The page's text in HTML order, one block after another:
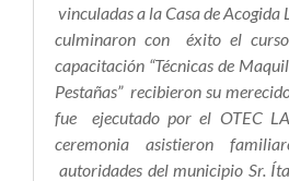
vinculadas a la Casa de Acogida
culminaron con éxito el
capacitación “Técnicas de
Pestañas” recibieron su
fue ejecutado por el OTEC
ceremonia asistieron
autoridades del municipio Sr.